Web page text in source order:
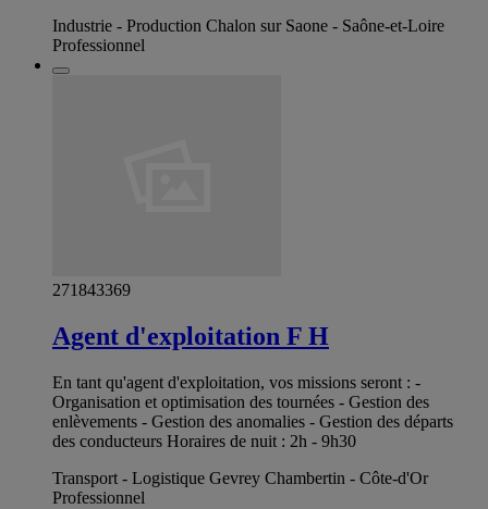
Industrie - Production Chalon sur Saone - Saône-et-Loire
Professionnel
271843369
Agent d'exploitation F H
En tant qu'agent d'exploitation, vos missions seront : -
Organisation et optimisation des tournées - Gestion des
enlèvements - Gestion des anomalies - Gestion des départs
des conducteurs Horaires de nuit : 2h - 9h30
Transport - Logistique Gevrey Chambertin - Côte-d'Or
Professionnel